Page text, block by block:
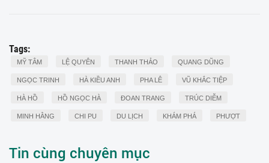
Tags:
MỸ TÂM LỆ QUYÊN THANH THẢO QUANG DŨNG
NGỌC TRINH HÀ KIỀU ANH PHA LÊ VŨ KHẮC TIỆP
HÀ HỒ HỒ NGỌC HÀ ĐOAN TRANG TRÚC DIỄM
MINH HẰNG CHI PU DU LỊCH KHÁM PHÁ PHƯỢT
Tin cùng chuyên mục